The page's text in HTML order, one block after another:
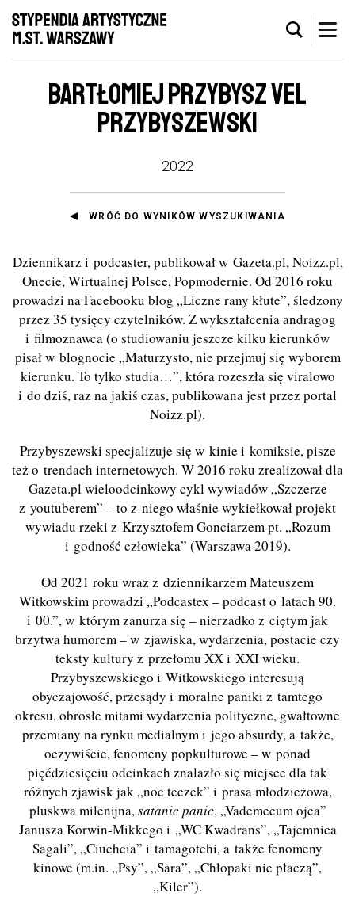
BARTŁOMIEJ PRZYBYSZ VEL
PRZYBYSZEWSKI
2022
WRÓĆ DO WYNIKÓW WYSZUKIWANIA
Dziennikarz i podcaster, publikował w Gazeta.pl, Noizz.pl,
Onecie, Wirtualnej Polsce, Popmodernie. Od 2016 roku
prowadzi na Facebooku blog „Liczne rany kłute”, śledzony
przez 35 tysięcy czytelników. Z wykształcenia andragog
i filmoznawca (o studiowaniu jeszcze kilku kierunków
pisał w blognocie „Maturzysto, nie przejmuj się wyborem
kierunku. To tylko studia…”, która rozeszła się viralowo
i do dziś, raz na jakiś czas, publikowana jest przez portal
Noizz.pl).
Przybyszewski specjalizuje się w kinie i komiksie, pisze
też o trendach internetowych. W 2016 roku zrealizował dla
Gazeta.pl wieloodcinkowy cykl wywiadów „Szczerze
z youtuberem” – to z niego właśnie wykiełkował projekt
wywiadu rzeki z Krzysztofem Gonciarzem pt. „Rozum
i godność człowieka” (Warszawa 2019).
Od 2021 roku wraz z dziennikarzem Mateuszem
Witkowskim prowadzi „Podcastex – podcast o latach 90.
i 00.”, w którym zanurza się – nierzadko z ciętym jak
brzytwa humorem – w zjawiska, wydarzenia, postacie czy
teksty kultury z przełomu XX i XXI wieku.
Przybyszewskiego i Witkowskiego interesują
obyczajowość, przesądy i moralne paniki z tamtego
okresu, obrosłe mitami wydarzenia polityczne, gwałtowne
przemiany na rynku medialnym i jego absurdy, a także,
oczywiście, fenomeny popkulturowe – w ponad
pięćdziesięciu odcinkach znalazło się miejsce dla tak
różnych zjawisk jak „noc teczek” i prasa młodzieżowa,
pluskwa milenijna,satanic panic, „Vademecum ojca”
Janusza Korwin-Mikkego i „WC Kwadrans”, „Tajemnica
Sagali”, „Ciuchcia” i tamagotchi, a także fenomeny
kinowe (m.in. „Psy”, „Sara”, „Chłopaki nie płaczą”,
„Kiler”).